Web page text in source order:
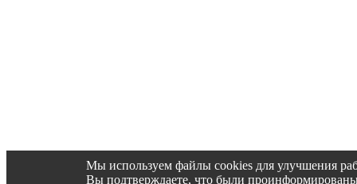
Мы используем файлы cookies для улучшения
Вы подтверждаете, что были